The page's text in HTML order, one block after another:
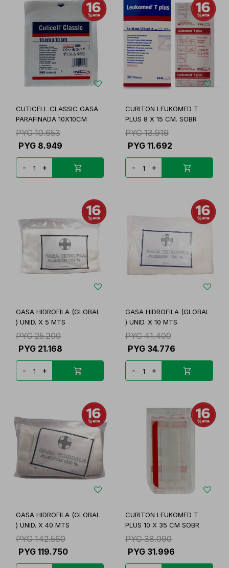
CUTICELL CLASSIC GASA
PARAFINADA 10X10CM
PYG 10.653
PYG 8.949
- +
CURITON LEUKOMED T
PLUS 8 X 15 CM. SOBR
PYG 13.919
PYG 11.692
- +
GASA HIDROFILA (GLOBAL
) UNID. X 5 MTS
PYG 25.200
PYG 21.168
- +
GASA HIDROFILA (GLOBAL
) UNID. X 10 MTS
PYG 41.400
PYG 34.776
- +
GASA HIDROFILA (GLOBAL
) UNID. X 40 MTS
PYG 142.560
PYG 119.750
CURITON LEUKOMED T
PLUS 10 X 35 CM SOBR
PYG 38.090
PYG 31.996